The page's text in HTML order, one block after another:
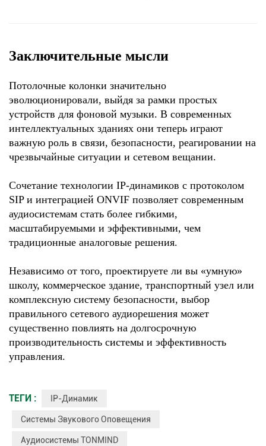
Заключительные мысли
Потолочные колонки значительно
эволюционировали, выйдя за рамки простых
устройств для фоновой музыки. В современных
интеллектуальных зданиях они теперь играют
важную роль в связи, безопасности, реагировании на
чрезвычайные ситуации и сетевом вещании.
Сочетание технологии IP-динамиков с протоколом
SIP и интеграцией ONVIF позволяет современным
аудиосистемам стать более гибкими,
масштабируемыми и эффективными, чем
традиционные аналоговые решения.
Независимо от того, проектируете ли вы «умную»
школу, коммерческое здание, транспортный узел или
комплексную систему безопасности, выбор
правильного сетевого аудиорешения может
существенно повлиять на долгосрочную
производительность системы и эффективность
управления.
ТЕГИ : IP-Динамик
Системы Звукового Оповещения
Аудиосистемы TONMIND